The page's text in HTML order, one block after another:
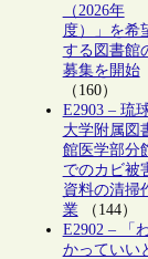
（2026年
度）」を希
する図書館
募集を開始
（160）
E2903 – 琉
大学附属図
館医学部分
でのカビ被
資料の清掃
業（144）
E2902 – 「
かっていい